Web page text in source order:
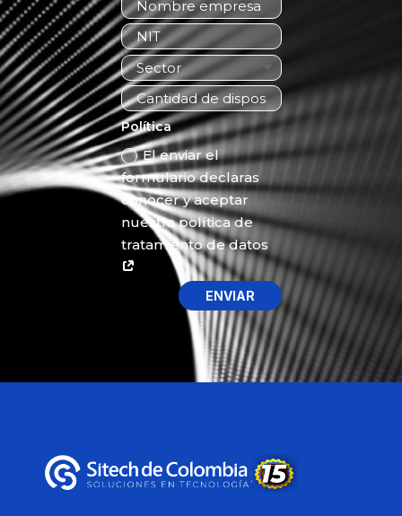
Política
El enviar el
formulario declaras
conocer y aceptar
nuestra política de
tratamiento de datos
ENVIAR